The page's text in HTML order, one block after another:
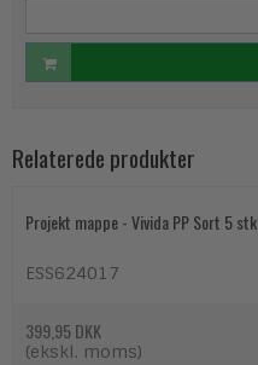
Relaterede produkter
Projekt mappe - Vivida PP Sort 5 stk
ESS624017
399,95 DKK
(ekskl. moms)